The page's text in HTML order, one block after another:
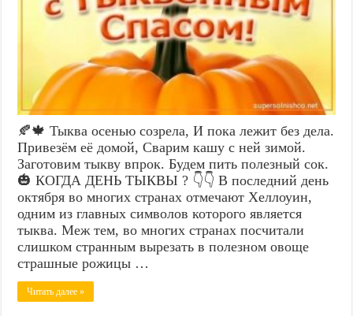
🍂🍁 Тыква осенью созрела, И пока лежит без дела.
Привезём её домой, Сварим кашу с ней зимой.
Заготовим тыкву впрок. Будем пить полезный сок.
🎃 КОГДА ДЕНЬ ТЫКВЫ ? 👇👇 В последний день
октября во многих странах отмечают Хеллоуин,
одним из главных символов которого является
тыква. Меж тем, во многих странах посчитали
слишком странным вырезать в полезном овоще
страшные рожицы …
Читать далее »